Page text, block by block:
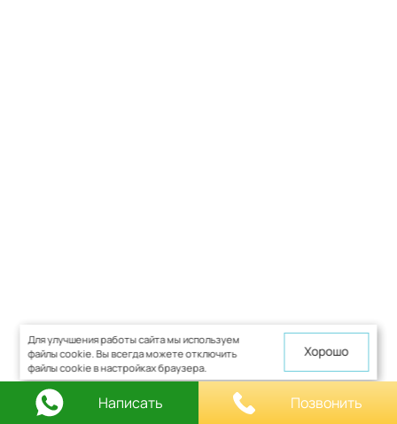
Для улучшения работы сайта мы используем
файлы cookie. Вы всегда можете отключить
файлы cookie в настройках браузера.
Хорошо
Написать Позвонить